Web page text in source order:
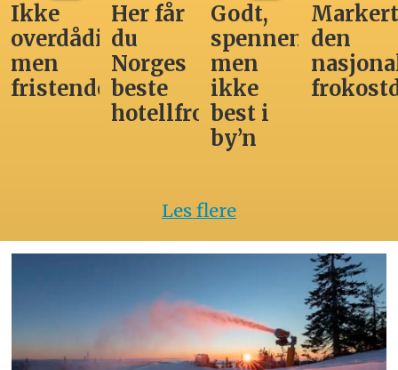
Ikke
overdådig,
men
fristende
Her får
du
Norges
beste
hotellfrokost
Godt,
spennende,
men
ikke
best i
by’n
den
Les flere